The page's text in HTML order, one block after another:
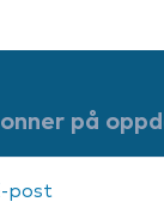
på